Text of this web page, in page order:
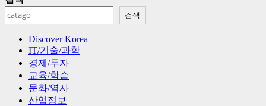
검색
Discover Korea
IT/기술/과학
경제/투자
교육/학습
문화/역사
산업정보